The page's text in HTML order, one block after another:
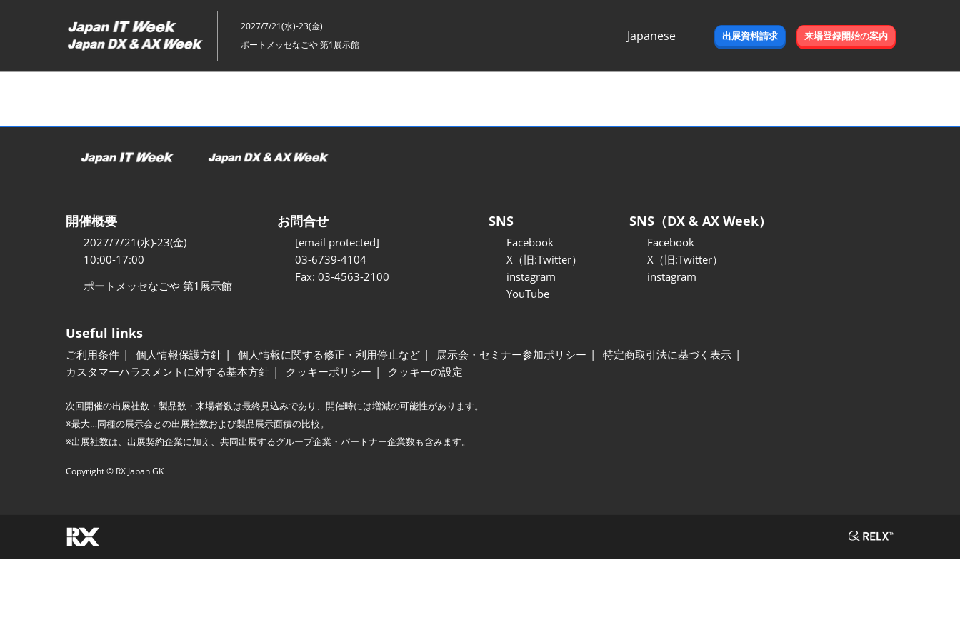
キ
ッ
2027/7/21(水)-23(金)
ポートメッセなごや 第1展示館
Japanese
出展資料請求 来場登録開始の案内
開催概要
2027/7/21(水)-23(金)
10:00-17:00
ポートメッセなごや 第1展示館
お問合せ
[email protected]
03-6739-4104
Fax: 03-4563-2100
SNS
Facebook
X（旧:Twitter）
instagram
YouTube
SNS（DX & AX Week）
Facebook
X（旧:Twitter）
instagram
Useful links
ご利用条件 個人情報保護方針 個人情報に関する修正・利用停止など 展示会・セミナー参加ポリシー
特定商取引法に基づく表示
カスタマーハラスメントに対する基本方針
クッキーポリシー クッキーの設定
次回開催の出展社数・製品数・来場者数は最終見込みであり、開催時には増減の可能性があります。
※最大…同種の展示会との出展社数および製品展示面積の比較。
※出展社数は、出展契約企業に加え、共同出展するグループ企業・パートナー企業数も含みます。
Copyright © RX Japan GK